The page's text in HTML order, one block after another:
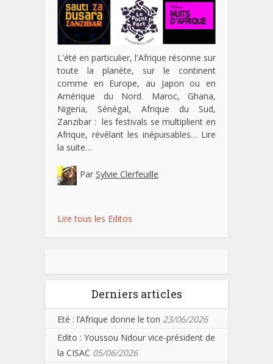
L'été en particulier, l'Afrique résonne sur
toute la planète, sur le continent
comme en Europe, au Japon ou en
Amérique du Nord. Maroc, Ghana,
Nigeria, Sénégal, Afrique du Sud,
Zanzibar : les festivals se multiplient en
Afrique, révélant les inépuisables… Lire
la suite…
Par Sylvie Clerfeuille
Lire tous les Editos
Derniers articles
Eté : l’Afrique donne le ton 23/06/2026
Edito : Youssou Ndour vice-président de
la CISAC 05/06/2026